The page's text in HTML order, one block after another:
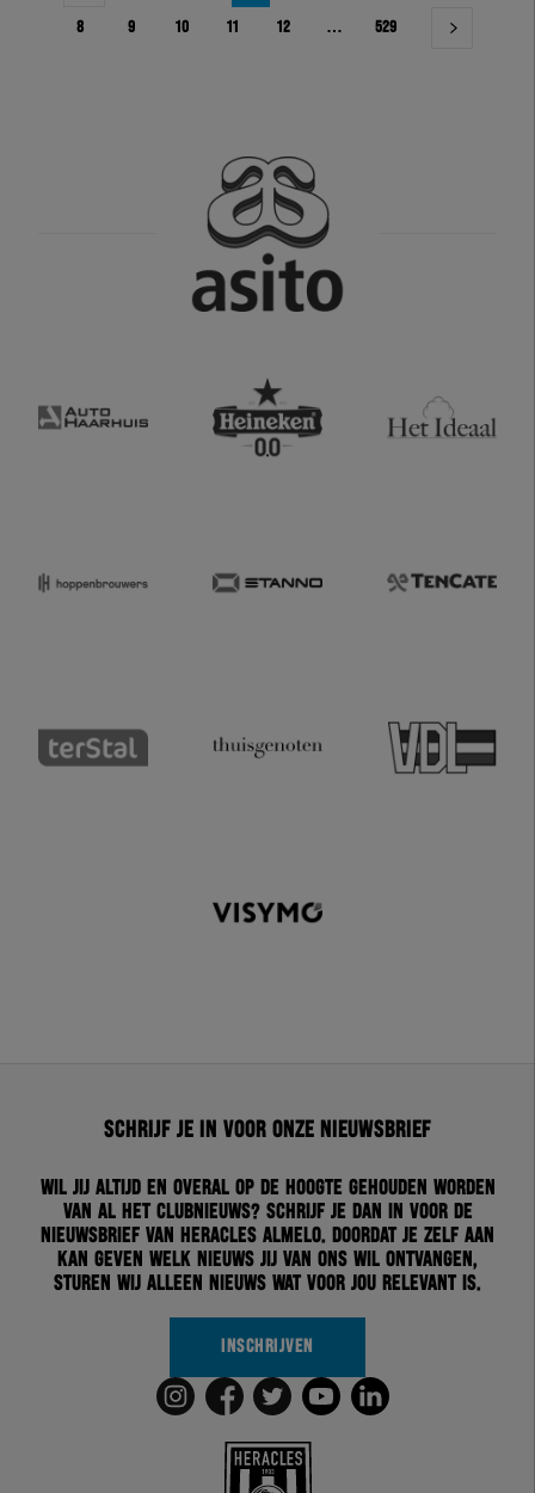
8 9 10 11 12 … 529
Schrijf je in voor onze nieuwsbrief
Wil jij altijd en overal op de hoogte gehouden worden
van al het clubnieuws? Schrijf je dan in voor de
nieuwsbrief van Heracles Almelo. Doordat je zelf aan
kan geven welk nieuws jij van ons wil ontvangen,
sturen wij alleen nieuws wat voor jou relevant is.
INSCHRIJVEN